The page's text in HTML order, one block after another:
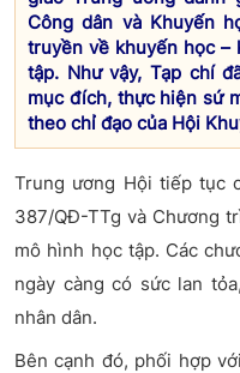
Công dân và Khuyến
truyền về khuyến học –
tập. Như vậy, Tạp chí
mục đích, thực hiện sứ
theo chỉ đạo của Hội
Trung ương Hội tiếp tục
387/QĐ-TTg và Chương
mô hình học tập. Các
ngày càng có sức lan
nhân dân.
Bên cạnh đó, phối hợp